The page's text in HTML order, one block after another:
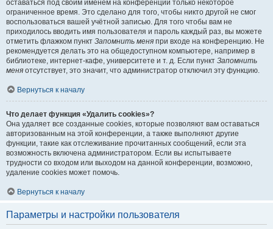
оставаться под своим именем на конференции только некоторое
ограниченное время. Это сделано для того, чтобы никто другой не смог
воспользоваться вашей учётной записью. Для того чтобы вам не
приходилось вводить имя пользователя и пароль каждый раз, вы можете
отметить флажком пункт Запомнить меня при входе на конференцию. Не
рекомендуется делать это на общедоступном компьютере, например в
библиотеке, интернет-кафе, университете и т. д. Если пункт Запомнить
меня отсутствует, это значит, что администратор отключил эту функцию.
Вернуться к началу
Что делает функция «Удалить cookies»?
Она удаляет все созданные cookies, которые позволяют вам оставаться
авторизованным на этой конференции, а также выполняют другие
функции, такие как отслеживание прочитанных сообщений, если эта
возможность включена администратором. Если вы испытываете
трудности со входом или выходом на данной конференции, возможно,
удаление cookies может помочь.
Вернуться к началу
Параметры и настройки пользователя